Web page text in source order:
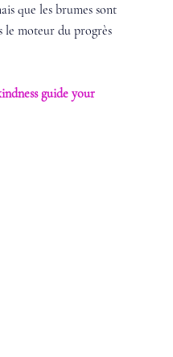
que les brumes sont
le moteur du progrès
guide your